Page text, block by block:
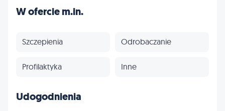
W ofercie m.in.
Szczepienia Odrobaczanie
Profilaktyka Inne
Udogodnienia